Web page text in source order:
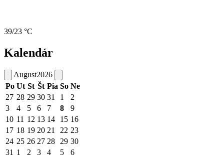
39/23 °C
Kalendár
August2026
Po Ut St Št Pia So Ne
27 28 29 30 31 1
2
3
4 5 6 7 8
9
10 11 12 13 14 15 16
17 18 19 20 21 22 23
24 25 26 27 28 29 30
31 1 2 3 4 5 6